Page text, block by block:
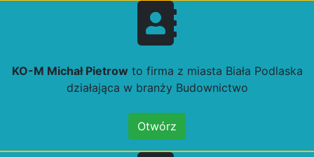
KO-M Michał Pietrow to firma z miasta Biała Podlaska
działająca w branży Budownictwo
Otwórz